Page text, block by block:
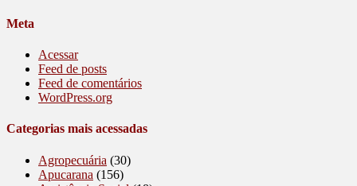
Meta
Acessar
Feed de posts
Feed de comentários
WordPress.org
Categorias mais acessadas
Agropecuária (30)
Apucarana (156)